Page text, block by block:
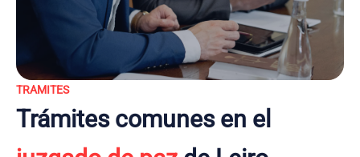
TRAMITES
Trámites comunes en el